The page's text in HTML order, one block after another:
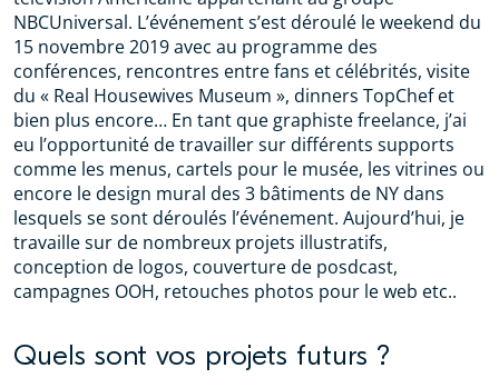
NBCUniversal. L’événement s’est déroulé le weekend du
15 novembre 2019 avec au programme des
conférences, rencontres entre fans et célébrités, visite
du « Real Housewives Museum », dinners TopChef et
bien plus encore… En tant que graphiste freelance, j’ai
eu l’opportunité de travailler sur différents supports
comme les menus, cartels pour le musée, les vitrines ou
encore le design mural des 3 bâtiments de NY dans
lesquels se sont déroulés l’événement. Aujourd’hui, je
travaille sur de nombreux projets illustratifs,
conception de logos, couverture de posdcast,
campagnes OOH, retouches photos pour le web etc..
Quels sont vos projets futurs ?